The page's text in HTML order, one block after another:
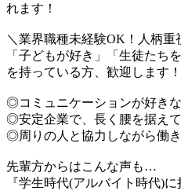
れます！
＼業界職種未経験OK！人柄重
「子どもが好き」「生徒たち
を持っている方、歓迎します！
◎コミュニケーションが好き
◎安定企業で、長く腰を据え
◎周りの人と協力しながら働
先輩方からはこんな声も…
『学生時代(アルバイト時代)